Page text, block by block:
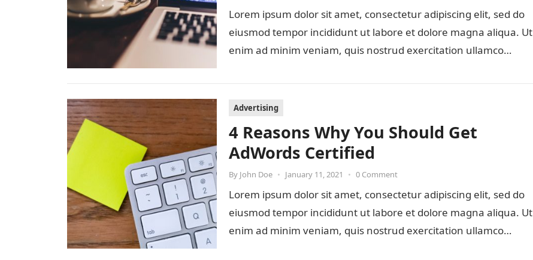
Lorem ipsum dolor sit amet, consectetur adipiscing elit, sed do
eiusmod tempor incididunt ut labore et dolore magna aliqua. Ut
enim ad minim veniam, quis nostrud exercitation ullamco…
Advertising
4 Reasons Why You Should Get
AdWords Certified
By John Doe • January 11, 2021 • 0 Comment
Lorem ipsum dolor sit amet, consectetur adipiscing elit, sed do
eiusmod tempor incididunt ut labore et dolore magna aliqua. Ut
enim ad minim veniam, quis nostrud exercitation ullamco…